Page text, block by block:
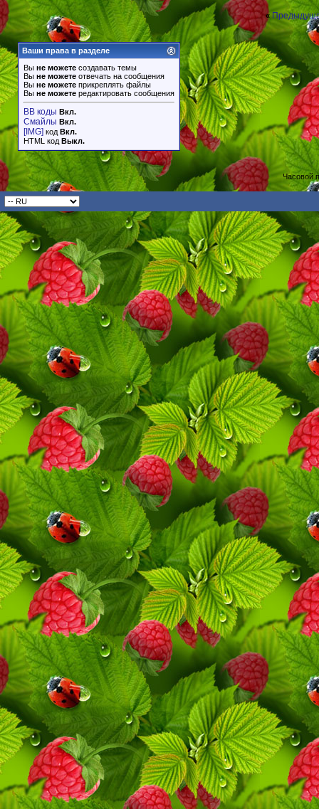
«
Ваши права в разделе
Вы не можете создавать темы
Вы не можете отвечать на сообщения
Вы не можете прикреплять файлы
Вы не можете редактировать сообщения
BB коды Вкл.
Смайлы Вкл.
[IMG] код Вкл.
HTML код Выкл.
Часовой